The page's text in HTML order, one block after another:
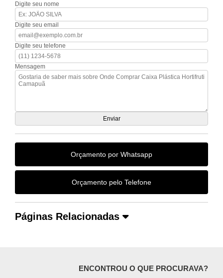
Digite seu nome
Digite seu email
Digite seu telefone
Mensagem
Orçamento por Whatsapp
Orçamento pelo Telefone
Páginas Relacionadas
ENCONTROU O QUE PROCURAVA?